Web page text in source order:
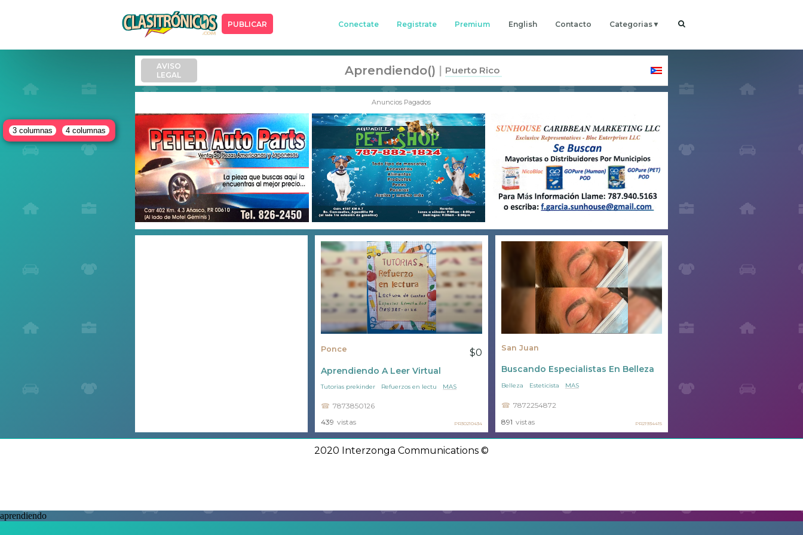
PUBLICAR Conectate Registrate Premium English Contacto Categorias
3 columnas 4 columnas
Anuncios Pagados
Ponce $0
Aprendiendo A Leer Virtual
7873850126
Tutorias prekinder Refuerzos en lectu MAS
439 vistas PR30210434
San Juan
Buscando Especialistas En Belleza
7872254872
Belleza Esteticista MAS
891 vistas PR21934415
AVISO
LEGAL
Aprendiendo() Puerto Rico
2020 Interzonga Communications ©
aprendiendo